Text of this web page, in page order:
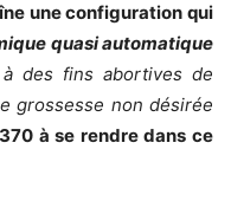
une configuration qui
quasi automatique
à des fins abortives de
grossesse non désirée
à se rendre dans ce